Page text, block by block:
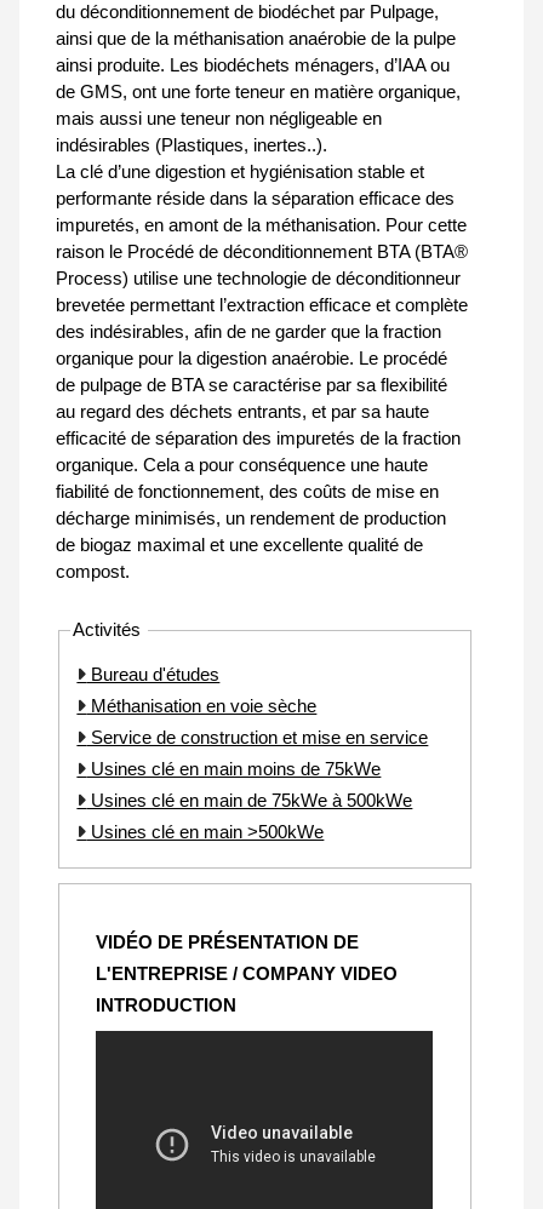
du déconditionnement de biodéchet par Pulpage,
ainsi que de la méthanisation anaérobie de la pulpe
ainsi produite. Les biodéchets ménagers, d’IAA ou
de GMS, ont une forte teneur en matière organique,
mais aussi une teneur non négligeable en
indésirables (Plastiques, inertes..).
La clé d’une digestion et hygiénisation stable et
performante réside dans la séparation efficace des
impuretés, en amont de la méthanisation. Pour cette
raison le Procédé de déconditionnement BTA (BTA®
Process) utilise une technologie de déconditionneur
brevetée permettant l’extraction efficace et complète
des indésirables, afin de ne garder que la fraction
organique pour la digestion anaérobie. Le procédé
de pulpage de BTA se caractérise par sa flexibilité
au regard des déchets entrants, et par sa haute
efficacité de séparation des impuretés de la fraction
organique. Cela a pour conséquence une haute
fiabilité de fonctionnement, des coûts de mise en
décharge minimisés, un rendement de production
de biogaz maximal et une excellente qualité de
compost.
Activités
Bureau d'études
Méthanisation en voie sèche
Service de construction et mise en service
Usines clé en main moins de 75kWe
Usines clé en main de 75kWe à 500kWe
Usines clé en main >500kWe
VIDÉO DE PRÉSENTATION DE
L'ENTREPRISE / COMPANY VIDEO
INTRODUCTION